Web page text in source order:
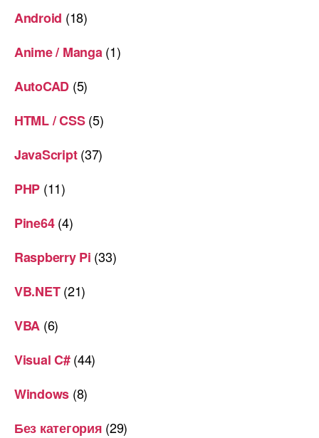
Android (18)
Anime / Manga (1)
AutoCAD (5)
HTML / CSS(5)
JavaScript(37)
PHP (11)
Pine64(4)
Raspberry Pi (33)
VB.NET(21)
VBA (6)
Visual C#(44)
Windows (8)
Без категория (29)